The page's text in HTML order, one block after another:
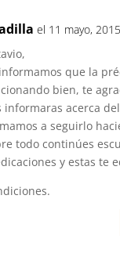
el 11 mayo,
que la
bien, te
informaras acerca
a seguirlo
todo continúes
y estas te